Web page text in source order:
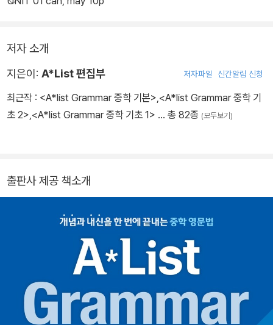
저자 소개
지은이: A*List 편집부 저자파일 신간알림 신청
최근작 : <A*list Grammar 중학 기본>,<A*list Grammar 중학 기
초 2>,<A*list Grammar 중학 기초 1> … 총 82종 (모두보기)
출판사 제공 책소개